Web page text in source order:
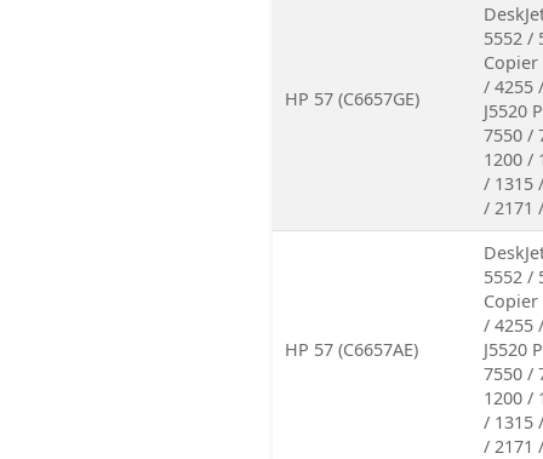
HP 57 (C6657GE)
5552 /
Copier
/ 4255
J5520
7550 /
1200 /
/ 1315
/ 2171
HP 57 (C6657AE)
5552 /
Copier
/ 4255
J5520
7550 /
1200 /
/ 1315
/ 2171